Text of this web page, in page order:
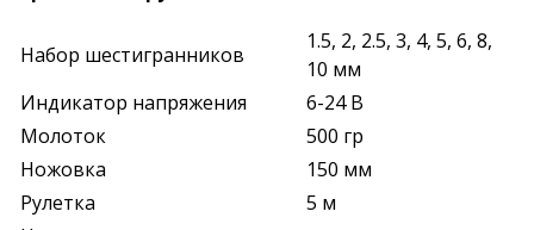
Набор шестигранников
1.5, 2, 2.5, 3, 4, 5, 6, 8,
10 мм
Индикатор напряжения
6-24 В
Молоток
500 гр
Ножовка
150 мм
Рулетка
5 м